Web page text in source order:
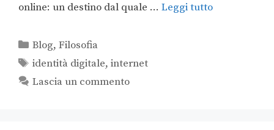
online: un destino dal quale … Leggi tutto
Blog,Filosofia
identità digitale,internet
Lascia un commento